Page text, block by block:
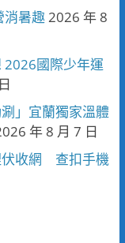
暑趣2026 年 8
2026國際少年運
」宜蘭獨家溫體
年 8 月 7 日
伏收網 查扣手機